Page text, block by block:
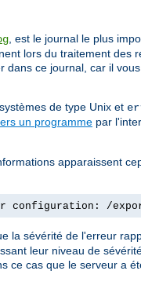
, est le journal le plus
lors du traitement des
ce journal, car il
de type Unix et
un programme par
apparaissent
configuration: /
la sévérité de l'erreur
leur niveau de
ce cas que le serveur a